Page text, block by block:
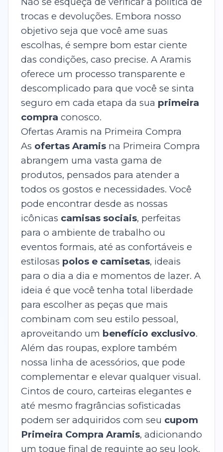
trocas e devoluções. Embora nosso
objetivo seja que você ame suas
escolhas, é sempre bom estar ciente
das condições, caso precise. A Aramis
oferece um processo transparente e
descomplicado para que você se sinta
seguro em cada etapa da sua primeira
compra conosco.
Ofertas Aramis na Primeira Compra
As ofertas Aramisna Primeira Compra
abrangem uma vasta gama de
produtos, pensados para atender a
todos os gostos e necessidades. Você
pode encontrar desde as nossas
icônicas camisas sociais, perfeitas
para o ambiente de trabalho ou
eventos formais, até as confortáveis e
estilosas polos e camisetas, ideais
para o dia a dia e momentos de lazer. A
ideia é que você tenha total liberdade
para escolher as peças que mais
combinam com seu estilo pessoal,
aproveitando um benefício exclusivo.
Além das roupas, explore também
nossa linha de acessórios, que pode
complementar e elevar qualquer visual.
Cintos de couro, carteiras elegantes e
até mesmo fragrâncias sofisticadas
podem ser adquiridos com seu cupom
Primeira Compra Aramis, adicionando
um toque final de requinte ao seu look.